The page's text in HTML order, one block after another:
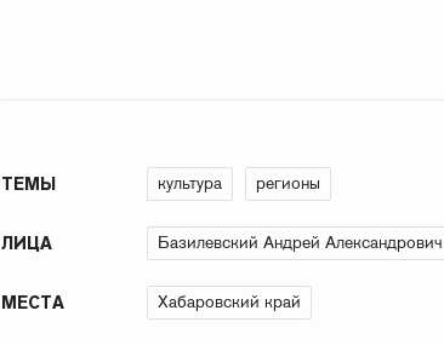
ТЕМЫ культура регионы
ЛИЦА Базилевский Андрей Александрович
МЕСТА Хабаровский край